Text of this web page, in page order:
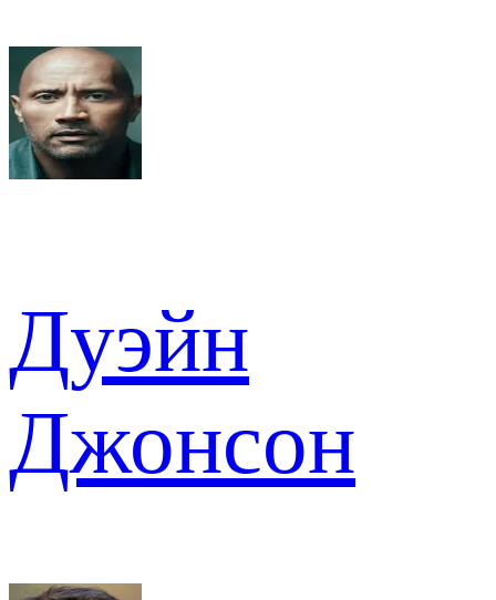
Дуэйн
Джонсон